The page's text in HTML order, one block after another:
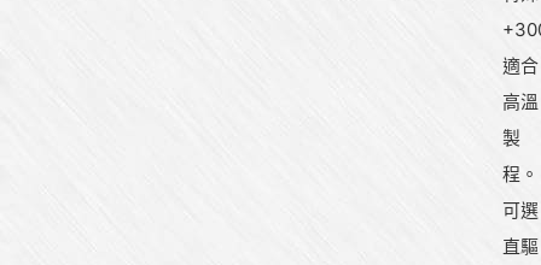
適合
高溫
製
程。
可選
直驅